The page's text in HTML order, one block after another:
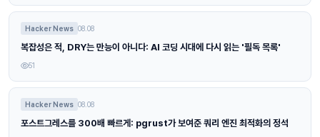
Hacker News 08.08
복잡성은 적, DRY는 만능이 아니다: AI 코딩 시대에 다시 읽는 '필독 목록'
51
Hacker News 08.08
포스트그레스를 300배 빠르게: pgrust가 보여준 쿼리 엔진 최적화의 정석